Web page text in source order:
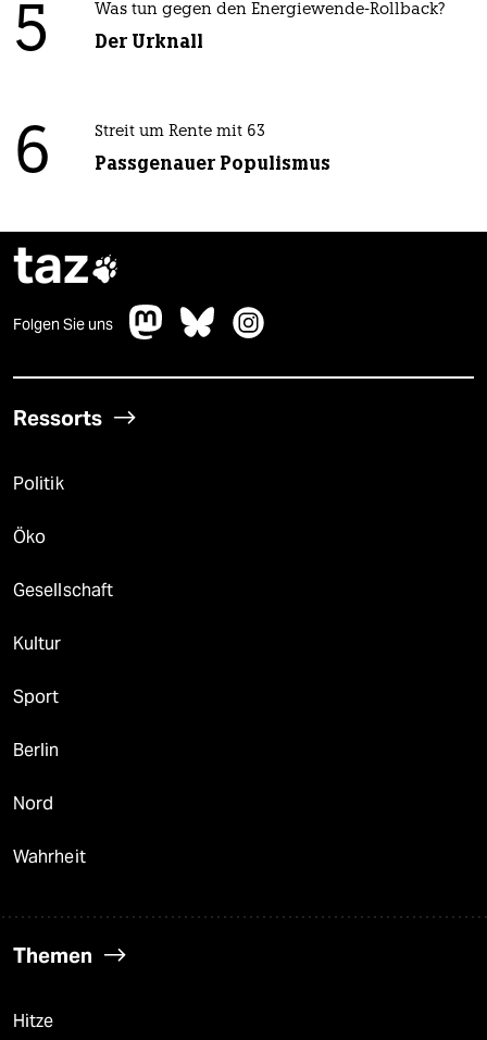
5 Was tun gegen den Energiewende-Rollback?
Der Urknall
6 Streit um Rente mit 63
Passgenauer Populismus
taz
Folgen Sie uns
Ressorts
Politik
Öko
Gesellschaft
Kultur
Sport
Berlin
Nord
Wahrheit
Themen
Hitze